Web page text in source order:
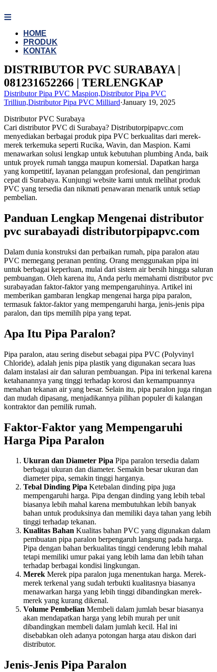
to
HOME
PRODUK
KONTAK
DISTRIBUTOR PVC SURABAYA |
081231652266 | TERLENGKAP
Distributor Pipa PVC Maspion,Distributor Pipa PVC
Trilliun,Distributor Pipa PVC Milliard·January 19, 2025
Distributor PVC Surabaya
Cari distributor PVC di Surabaya? Distributorpipapvc.com
menyediakan berbagai produk pipa PVC berkualitas dari merek-
merek terkemuka seperti Rucika, Wavin, dan Maspion. Kami
menawarkan solusi lengkap untuk kebutuhan plumbing Anda, baik
untuk proyek rumah tangga maupun komersial. Dapatkan harga
yang kompetitif, layanan pelanggan profesional, dan pengiriman
cepat di Surabaya. Kunjungi website kami untuk melihat produk
PVC yang tersedia dan nikmati penawaran menarik untuk setiap
pembelian.
Panduan Lengkap Mengenai distributor
pvc surabayadi distributorpipapvc.com
Dalam dunia konstruksi dan perbaikan rumah, pipa paralon atau
PVC memegang peranan penting. Orang menggunakan pipa ini
untuk berbagai keperluan, mulai dari sistem air bersih hingga saluran
pembuangan. Oleh karena itu, Anda perlu memahami distributor pvc
surabayadan faktor-faktor yang mempengaruhinya. Artikel ini
memberikan gambaran lengkap mengenai harga pipa paralon,
termasuk faktor-faktor yang mempengaruhi harga, jenis-jenis pipa
paralon, dan tips memilih pipa yang tepat.
Apa Itu Pipa Paralon?
Pipa paralon, atau sering disebut sebagai pipa PVC (Polyvinyl
Chloride), adalah jenis pipa plastik yang digunakan secara luas
dalam instalasi air dan saluran pembuangan. Pipa ini terkenal karena
ketahanannya yang tinggi terhadap korosi dan kemampuannya
menahan tekanan air yang besar. Selain itu, pipa paralon juga ringan
dan mudah dipasang, menjadikannya pilihan populer di kalangan
kontraktor dan pemilik rumah.
Faktor-Faktor yang Mempengaruhi
Harga Pipa Paralon
Ukuran dan Diameter Pipa Pipa paralon tersedia dalam
berbagai ukuran dan diameter. Semakin besar ukuran dan
diameter pipa, semakin tinggi harganya.
Tebal Dinding Pipa Ketebalan dinding pipa juga
mempengaruhi harga. Pipa dengan dinding yang lebih tebal
biasanya lebih mahal karena membutuhkan lebih banyak
bahan untuk produksinya dan memiliki daya tahan yang lebih
tinggi terhadap tekanan.
Kualitas Bahan Kualitas bahan PVC yang digunakan dalam
pembuatan pipa paralon berpengaruh langsung pada harga.
Pipa dengan bahan berkualitas tinggi cenderung lebih mahal
tetapi memiliki umur pakai yang lebih lama dan lebih tahan
terhadap berbagai kondisi lingkungan.
Merek Merek pipa paralon juga menentukan harga. Merek-
merek terkenal yang sudah terbukti kualitasnya biasanya
menawarkan harga yang lebih tinggi dibandingkan merek-
merek yang kurang dikenal.
Volume Pembelian Membeli dalam jumlah besar biasanya
akan mendapatkan harga yang lebih murah per unit
dibandingkan membeli dalam jumlah kecil. Hal ini
disebabkan oleh adanya potongan harga atau diskon dari
distributor.
Jenis-Jenis Pipa Paralon